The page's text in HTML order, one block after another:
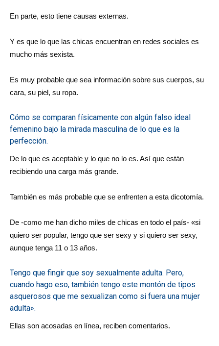
En parte, esto tiene causas externas.
Y es que lo que las chicas encuentran en redes sociales es
mucho más sexista.
Es muy probable que sea información sobre sus cuerpos, su
cara, su piel, su ropa.
Cómo se comparan físicamente con algún falso ideal
femenino bajo la mirada masculina de lo que es la
perfección.
De lo que es aceptable y lo que no lo es. Así que están
recibiendo una carga más grande.
También es más probable que se enfrenten a esta dicotomía.
De -como me han dicho miles de chicas en todo el país- «si
quiero ser popular, tengo que ser sexy y si quiero ser sexy,
aunque tenga 11 o 13 años.
Tengo que fingir que soy sexualmente adulta. Pero,
cuando hago eso, también tengo este montón de tipos
asquerosos que me sexualizan como si fuera una mujer
adulta».
Ellas son acosadas en línea, reciben comentarios.